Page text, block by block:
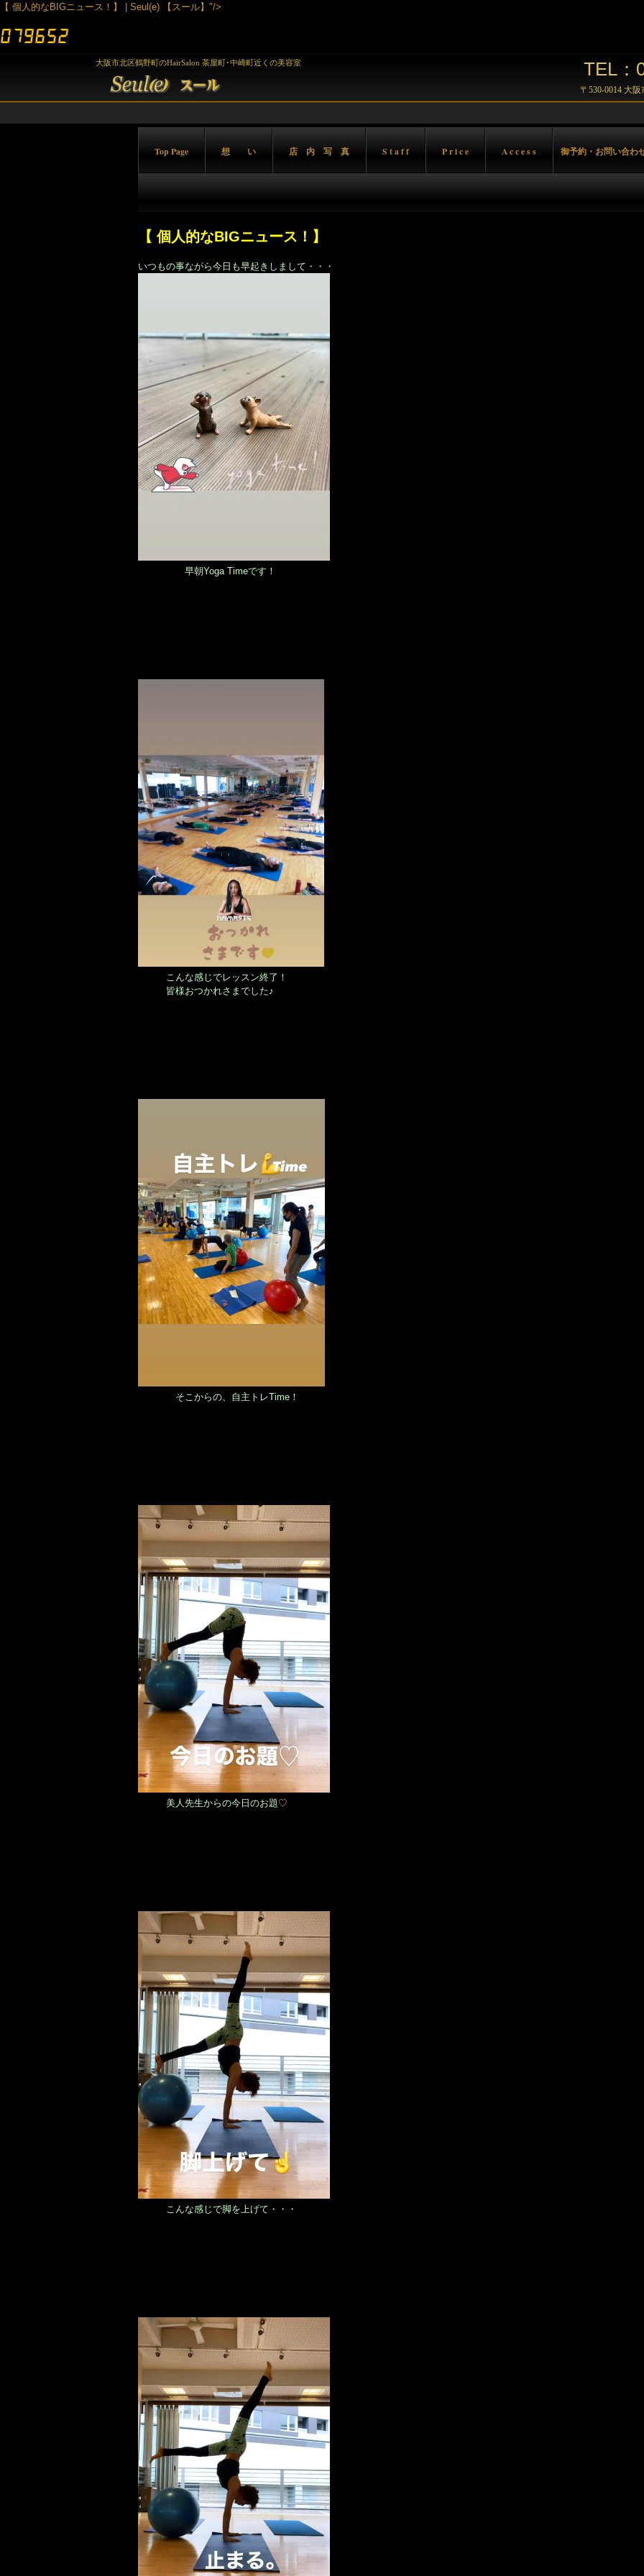
【 個人的なBIGニュース！】 | Seul(e) 【スール】"/>
大阪市北区鶴野町のHairSalon 茶屋町･中崎町近くの美容室 TEL：
〒530-0014 大
Top Page 想 い 店 内 写 真 S t a f f P r i c e A c c e s s 御予約・お問い合わ
【 個人的なBIGニュース！】
いつもの事ながら今日も早起きしまして・・・
早朝Yoga Timeです！
こんな感じでレッスン終了！
皆様おつかれさまでした♪
そこからの、自主トレTime！
美人先生からの今日のお題♡
こんな感じで脚を上げて・・・